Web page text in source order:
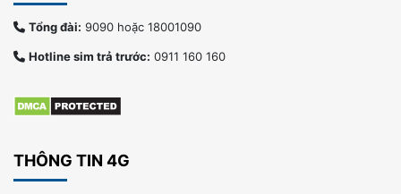
Tổng đài: 9090 hoặc 18001090
Hotline sim trả trước: 0911 160 160
THÔNG TIN 4G